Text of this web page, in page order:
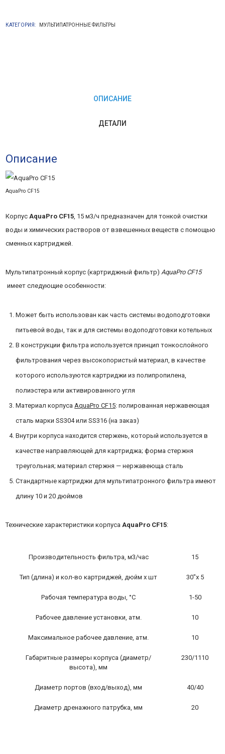
КАТЕГОРИЯ: МУЛЬТИПАТРОННЫЕ ФИЛЬТРЫ
ОПИСАНИЕ
ДЕТАЛИ
Описание
AquaPro CF15
КорпусAquaPro CF15, 15 м3/ч предназначен для тонкой очистки
воды и химических растворов от взвешенных веществ с помощью
сменных картриджей.
Мультипатронный корпус (картриджный фильтр)AquaPro CF15
имеет следующие особенности:
Может быть использован как часть системы водоподготовки
питьевой воды, так и для системы водоподготовки котельных
В конструкции фильтра используется принцип тонкослойного
фильтрования через высокопористый материал, в качестве
которого используются картриджи из полипропилена,
полиэстера или активированного угля
Материал корпусаAquaPro CF15: полированная нержавеющая
сталь марки SS304 или SS316 (на заказ)
Внутри корпуса находится стержень, который используется в
качестве направляющей для картриджа; форма стержня
треугольная; материал стержня — нержавеюща сталь
Стандартные картриджи для мультипатронного фильтра имеют
длину 10 и 20 дюймов
Технические характеристики корпусаAquaPro CF15:
Производительность фильтра, м3/час 15
Тип (длина) и кол-во картриджей, дюйм х шт 30″х 5
Рабочая температура воды, °С 1-50
Рабочее давление установки, атм. 10
Максимальное рабочее давление, атм. 10
Габаритные размеры корпуса (диаметр/
высота), мм
230/1110
Диаметр портов (вход/выход), мм 40/40
Диаметр дренажного патрубка, мм 20